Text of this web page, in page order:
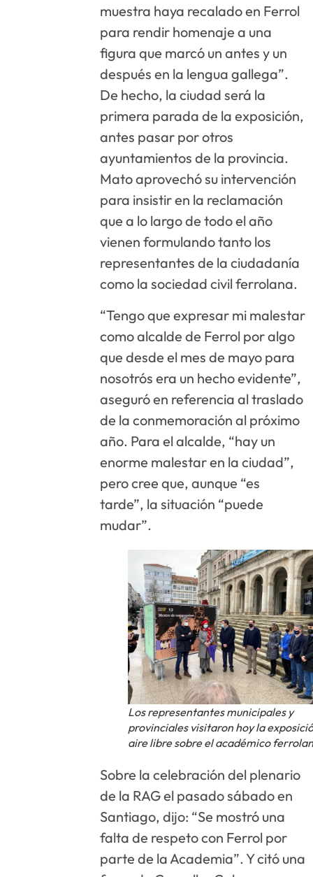
muestra haya recalado en Ferrol
para rendir homenaje a una
figura que marcó un antes y un
después en la lengua gallega”.
De hecho, la ciudad será la
primera parada de la exposición,
antes pasar por otros
ayuntamientos de la provincia.
Mato aprovechó su intervención
para insistir en la reclamación
que a lo largo de todo el año
vienen formulando tanto los
representantes de la ciudadanía
como la sociedad civil ferrolana.
“Tengo que expresar mi malestar
como alcalde de Ferrol por algo
que desde el mes de mayo para
nosotrós era un hecho evidente”,
aseguró en referencia al traslado
de la conmemoración al próximo
año. Para el alcalde, “hay un
enorme malestar en la ciudad”,
pero cree que, aunque “es
tarde”, la situación “puede
mudar”.
Los representantes municipales y
provinciales visitaron hoy la
aire libre sobre el académico
Sobre la celebración del plenario
de la RAG el pasado sábado en
Santiago, dijo: “Se mostró una
falta de respeto con Ferrol por
parte de la Academia”. Y citó una